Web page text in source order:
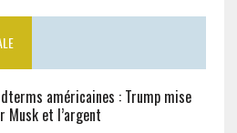
américaines : Trump mise
Musk et l’argent